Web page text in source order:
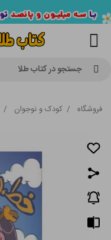
جستجو در کتاب طلا
فروشگاه / کودک و نوجوان /